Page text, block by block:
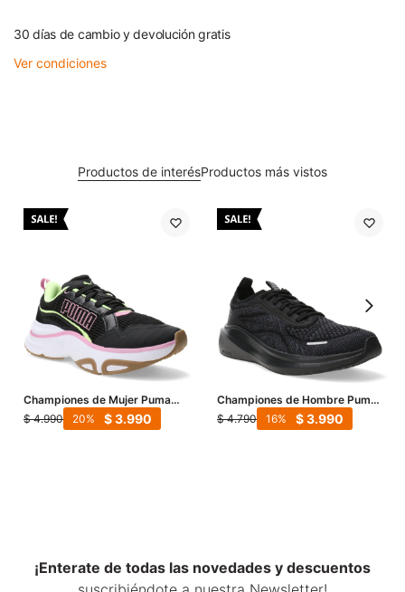
30 días de cambio y devolución gratis
Ver condiciones
Productos de interésProductos más vistos
Championes de Mujer Puma
Softride Divine Running -
Negro - Rosado - Fluor
$ 4.990 $3.990
20
Championes de Hombre Puma
Skyrocket Lite Engineered -
Negro - Gris
$ 4.790 $3.990
16
¡Enterate de todas las novedades y descuentos